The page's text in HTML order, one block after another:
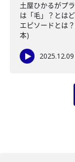
土屋ひかるがプ
は「毛」？とは
エピソードとは
本)
2025.12.09